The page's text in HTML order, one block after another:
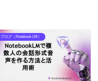
ブログ（Notebook LM）